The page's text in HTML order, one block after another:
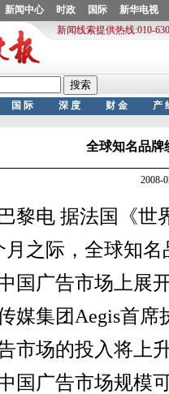
全球知名品牌
2008-
电 据法国《世
月之际，全球知
国广告市场上
集团Aegis首席
市场的投入将上
国广告市场规模